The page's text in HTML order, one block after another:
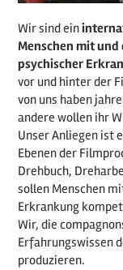
Wir sind ein
Menschen mit
psychischer
vor und hinter der
von uns haben
andere wollen ihr
Unser Anliegen ist
Ebenen der
Drehbuch,
sollen Menschen
Erkrankung
Wir, die
Erfahrungswissen
produzieren.